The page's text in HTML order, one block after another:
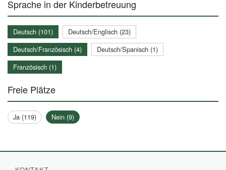
Sprache in der Kinderbetreuung
Deutsch (101)
Deutsch/Englisch (23)
Deutsch/Französisch (4)
Deutsch/Spanisch (1)
Französisch (1)
Freie Plätze
Ja (119) Nein (9)